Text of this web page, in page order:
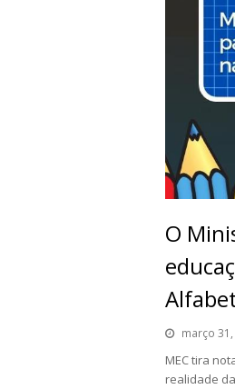
O
março
MEC tira
realidade